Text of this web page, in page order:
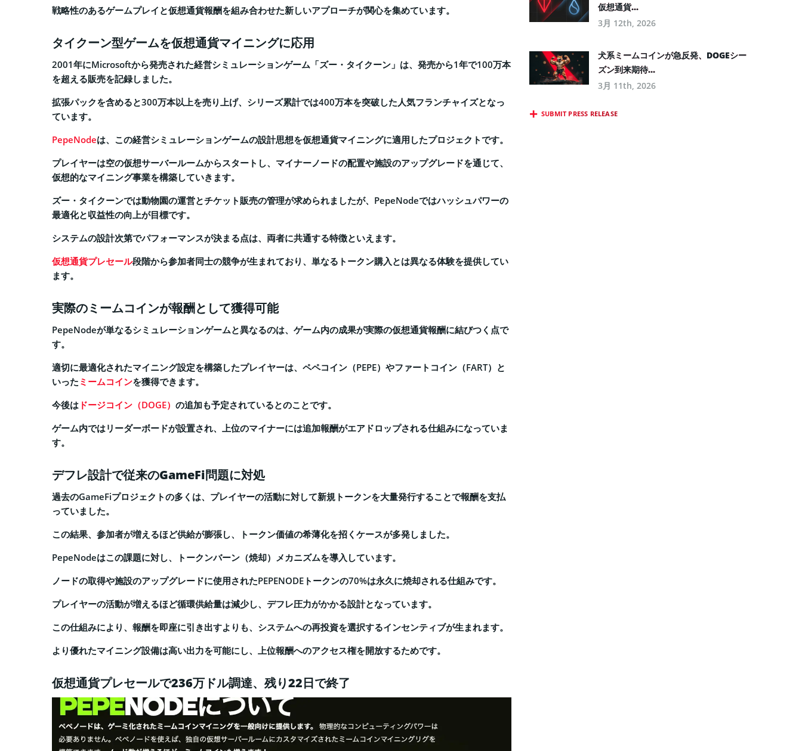
戦略性のあるゲームプレイと仮想通貨報酬を組み合わせた新しいアプローチが関心を集めています。
タイクーン型ゲームを仮想通貨マイニングに応用
2001年にMicrosoftから発売された経営シミュレーションゲーム「ズー・タイクーン」は、発売から1年で100万本
を超える販売を記録しました。
拡張パックを含めると300万本以上を売り上げ、シリーズ累計では400万本を突破した人気フランチャイズとなっ
ています。
PepeNodeは、この経営シミュレーションゲームの設計思想を仮想通貨マイニングに適用したプロジェクトです。
プレイヤーは空の仮想サーバールームからスタートし、マイナーノードの配置や施設のアップグレードを通じて、
仮想的なマイニング事業を構築していきます。
ズー・タイクーンでは動物園の運営とチケット販売の管理が求められましたが、PepeNodeではハッシュパワーの
最適化と収益性の向上が目標です。
システムの設計次第でパフォーマンスが決まる点は、両者に共通する特徴といえます。
仮想通貨プレセール段階から参加者同士の競争が生まれており、単なるトークン購入とは異なる体験を提供してい
ます。
実際のミームコインが報酬として獲得可能
PepeNodeが単なるシミュレーションゲームと異なるのは、ゲーム内の成果が実際の仮想通貨報酬に結びつく点で
す。
適切に最適化されたマイニング設定を構築したプレイヤーは、ペペコイン（PEPE）やファートコイン（FART）と
いった ミームコインを獲得できます。
今後は ドージコイン（DOGE） の追加も予定されているとのことです。
ゲーム内ではリーダーボードが設置され、上位のマイナーには追加報酬がエアドロップされる仕組みになっていま
す。
デフレ設計で従来のGameFi問題に対処
過去のGameFiプロジェクトの多くは、プレイヤーの活動に対して新規トークンを大量発行することで報酬を支払
っていました。
この結果、参加者が増えるほど供給が膨張し、トークン価値の希薄化を招くケースが多発しました。
PepeNodeはこの課題に対し、トークンバーン（焼却）メカニズムを導入しています。
ノードの取得や施設のアップグレードに使用されたPEPENODEトークンの70%は永久に焼却される仕組みです。
プレイヤーの活動が増えるほど循環供給量は減少し、デフレ圧力がかかる設計となっています。
この仕組みにより、報酬を即座に引き出すよりも、システムへの再投資を選択するインセンティブが生まれます。
より優れたマイニング設備は高い出力を可能にし、上位報酬へのアクセス権を開放するためです。
仮想通貨プレセールで236万ドル調達、残り22日で終了
仮想通貨...
3月 12th, 2026
犬系ミームコインが急反発、DOGEシー
ズン到来期待...
3月 11th, 2026
SUBMIT PRESS RELEASE